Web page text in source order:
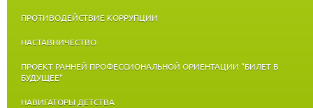
ПРОТИВОДЕЙСТВИЕ КОРРУПЦИИ
НАСТАВНИЧЕСТВО
ПРОЕКТ РАННЕЙ ПРОФЕССИОНАЛЬНОЙ ОРИЕНТАЦИИ "БИЛЕТ В
БУДУЩЕЕ"
НАВИГАТОРЫ ДЕТСТВА